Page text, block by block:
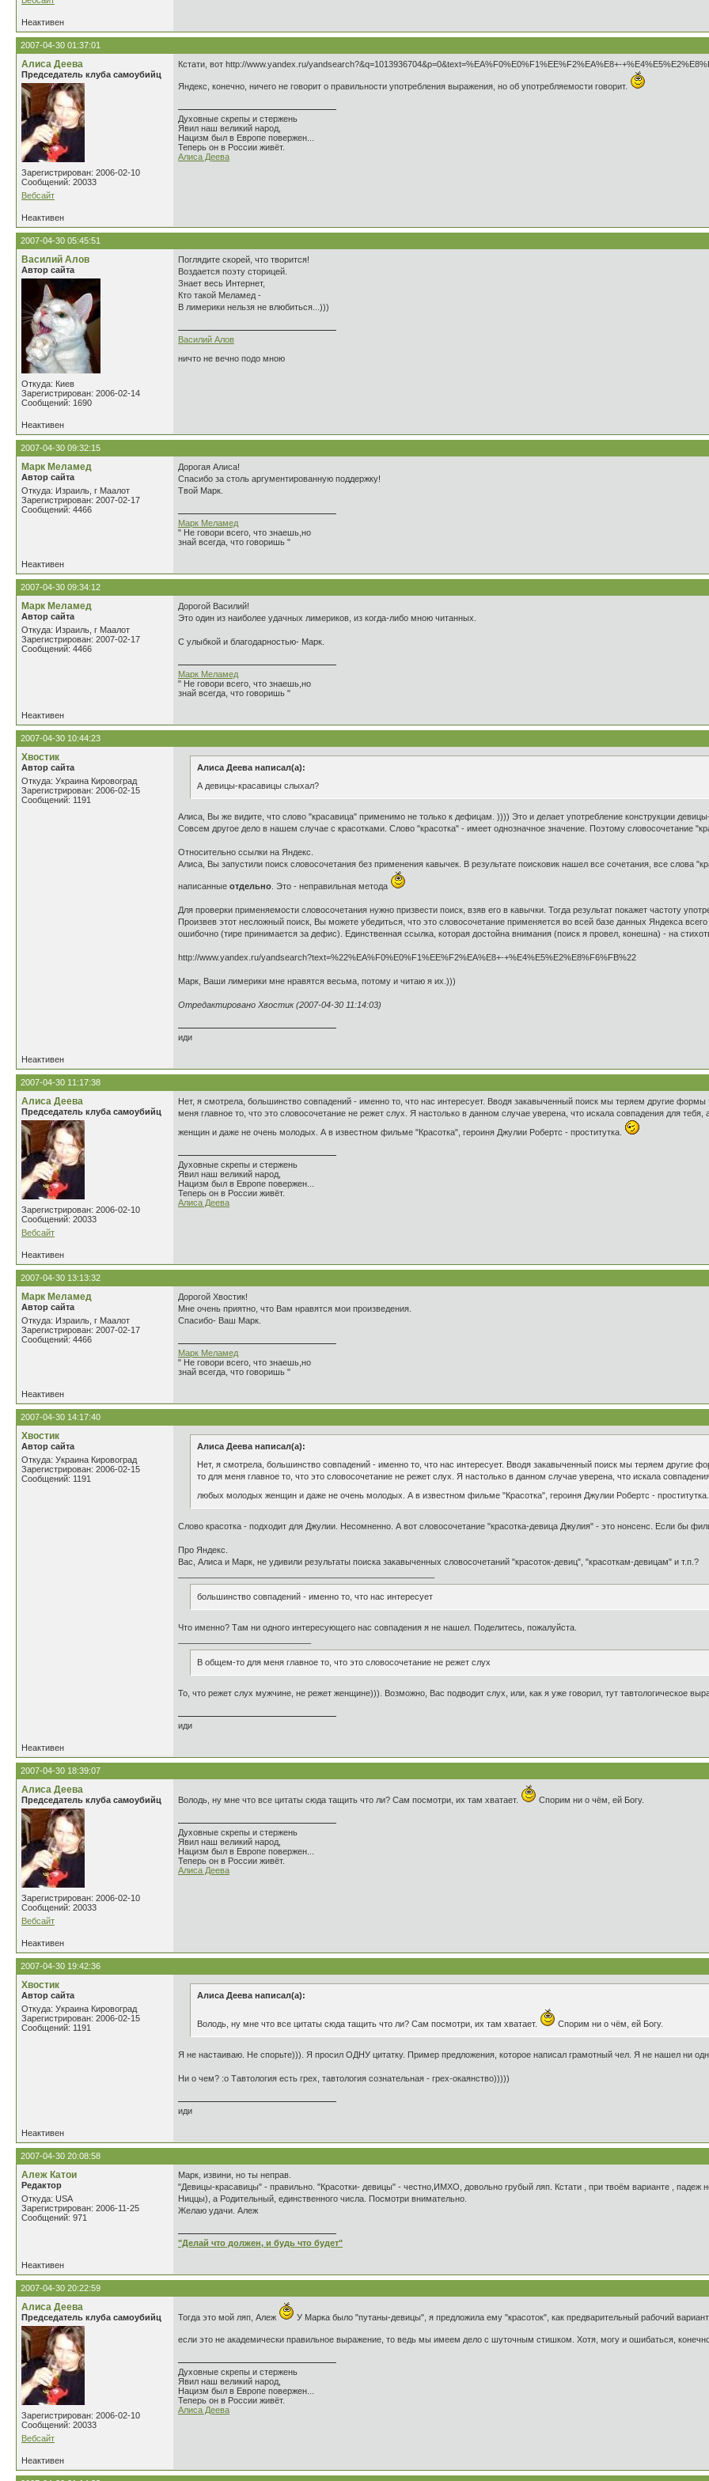
Неактивен
2007-04-30 01:37:01
Алиса Деева
Председатель клуба самоубийц
Зарегистрирован: 2006-02-10
Сообщений: 20033
Вебсайт
Кстати, вот http://www.yandex.ru/yandsearch?&q=1013936704&p=0&text=%EA%F0%E0%F1%EE%F2%EA%E8+-
Яндекс, конечно, ничего не говорит о правильности употребления выражения, но об употребляемости говорит.
Духовные скрепы и стержень
Явил наш великий народ,
Нацизм был в Европе повержен...
Теперь он в России живёт.
Алиса Деева
Неактивен
2007-04-30 05:45:51
Василий Алов
Автор сайта
Откуда: Киев
Зарегистрирован: 2006-02-14
Сообщений: 1690
Поглядите скорей, что творится!
Воздается поэту сторицей.
Знает весь Интернет,
Кто такой Меламед -
В лимерики нельзя не влюбиться...)))
Василий Алов
ничто не вечно подо мною
Неактивен
2007-04-30 09:32:15
Марк Меламед
Автор сайта
Откуда: Израиль, г Маалот
Зарегистрирован: 2007-02-17
Сообщений: 4466
Дорогая Алиса!
Спасибо за столь аргументированную поддержку!
Твой Марк.
Марк Меламед
" Не говори всего, что знаешь,но
знай всегда, что говоришь "
Неактивен
2007-04-30 09:34:12
Марк Меламед
Автор сайта
Откуда: Израиль, г Маалот
Зарегистрирован: 2007-02-17
Сообщений: 4466
Дорогой Василий!
Это один из наиболее удачных лимериков, из когда-либо мною читанных.
С улыбкой и благодарностью- Марк.
Марк Меламед
" Не говори всего, что знаешь,но
знай всегда, что говоришь "
Неактивен
2007-04-30 10:44:23
Хвостик
Автор сайта
Откуда: Украина Кировоград
Зарегистрирован: 2006-02-15
Сообщений: 1191
Алиса Деева написал(а):
А девицы-красавицы слыхал?
Алиса, Вы же видите, что слово "красавица" применимо не только к дефицам. )))) Это и делает употребление конструкции
Совсем другое дело в нашем случае с красотками. Слово "красотка" - имеет однозначное значение. Поэтому словосочетание
Относительно ссылки на Яндекс.
Алиса, Вы запустили поиск словосочетания без применения кавычек. В результате поисковик нашел все сочетания, все слова
написанные отдельно . Это - неправильная метода
Для проверки применяемости словосочетания нужно призвести поиск, взяв его в кавычки. Тогда результат покажет частоту
Произвев этот несложный поиск, Вы можете убедиться, что это словосочетание применяется во всей базе данных Яндекса всего
ошибочно (тире принимается за дефис). Единственная ссылка, которая достойна внимания (поиск я провел, конешна) - на
http://www.yandex.ru/yandsearch?text=%22%EA%F0%E0%F1%EE%F2%EA%E8+-+%E4%E5%E2%E8%F6%FB%22
Марк, Ваши лимерики мне нравятся весьма, потому и читаю я их.)))
Отредактировано Хвостик (2007-04-30 11:14:03)
иди
Неактивен
2007-04-30 11:17:38
Алиса Деева
Председатель клуба самоубийц
Зарегистрирован: 2006-02-10
Сообщений: 20033
Вебсайт
Нет, я смотрела, большинство совпадений - именно то, что нас интересует. Вводя закавыченный поиск мы теряем другие
меня главное то, что это словосочетание не режет слух. Я настолько в данном случае уверена, что искала совпадения для
женщин и даже не очень молодых. А в известном фильме "Красотка", героиня Джулии Робертс - проститутка.
Духовные скрепы и стержень
Явил наш великий народ,
Нацизм был в Европе повержен...
Теперь он в России живёт.
Алиса Деева
Неактивен
2007-04-30 13:13:32
Марк Меламед
Автор сайта
Откуда: Израиль, г Маалот
Зарегистрирован: 2007-02-17
Сообщений: 4466
Дорогой Хвостик!
Мне очень приятно, что Вам нравятся мои произведения.
Спасибо- Ваш Марк.
Марк Меламед
" Не говори всего, что знаешь,но
знай всегда, что говоришь "
Неактивен
2007-04-30 14:17:40
Хвостик
Автор сайта
Откуда: Украина Кировоград
Зарегистрирован: 2006-02-15
Сообщений: 1191
Алиса Деева написал(а):
Нет, я смотрела, большинство совпадений - именно то, что нас интересует. Вводя закавыченный поиск мы теряем другие
то для меня главное то, что это словосочетание не режет слух. Я настолько в данном случае уверена, что искала
любых молодых женщин и даже не очень молодых. А в известном фильме "Красотка", героиня Джулии Робертс - проститутка.
Слово красотка - подходит для Джулии. Несомненно. А вот словосочетание "красотка-девица Джулия" - это нонсенс. Если бы
Про Яндекс.
Вас, Алиса и Марк, не удивили результаты поиска закавыченных словосочетаний "красоток-девиц", "красоткам-девицам" и т.п.?
большинство совпадений - именно то, что нас интересует
Что именно? Там ни одного интересующего нас совпадения я не нашел. Поделитесь, пожалуйста.
В общем-то для меня главное то, что это словосочетание не режет слух
То, что режет слух мужчине, не режет женщине))). Возможно, Вас подводит слух, или, как я уже говорил, тут тавтологическое
иди
Неактивен
2007-04-30 18:39:07
Алиса Деева
Председатель клуба самоубийц
Зарегистрирован: 2006-02-10
Сообщений: 20033
Вебсайт
Володь, ну мне что все цитаты сюда тащить что ли? Сам посмотри, их там хватает. Спорим ни о чём, ей Богу.
Духовные скрепы и стержень
Явил наш великий народ,
Нацизм был в Европе повержен...
Теперь он в России живёт.
Алиса Деева
Неактивен
2007-04-30 19:42:36
Хвостик
Автор сайта
Откуда: Украина Кировоград
Зарегистрирован: 2006-02-15
Сообщений: 1191
Алиса Деева написал(а):
Володь, ну мне что все цитаты сюда тащить что ли? Сам посмотри, их там хватает. Спорим ни о чём, ей Богу.
Я не настаиваю. Не спорьте))). Я просил ОДНУ цитатку. Пример предложения, которое написал грамотный чел. Я не нашел ни
Ни о чем? :o Тавтология есть грех, тавтология сознательная - грех-окаянство)))))
иди
Неактивен
2007-04-30 20:08:58
Алеж Катои
Редактор
Откуда: USA
Зарегистрирован: 2006-11-25
Сообщений: 971
Марк, извини, но ты неправ.
"Девицы-красавицы" - правильно. "Красотки- девицы" - честно,ИМХО, довольно грубый ляп. Кстати , при твоём варианте ,
Ниццы), а Родительный, единственного числа. Посмотри внимательно.
Желаю удачи. Алеж
"Делай что должен, и будь что будет"
Неактивен
2007-04-30 20:22:59
Алиса Деева
Председатель клуба самоубийц
Зарегистрирован: 2006-02-10
Сообщений: 20033
Вебсайт
Тогда это мой ляп, Алеж У Марка было "путаны-девицы", я предложила ему "красоток", как предварительный рабочий
если это не академически правильное выражение, то ведь мы имеем дело с шуточным стишком. Хотя, могу и ошибаться,
Духовные скрепы и стержень
Явил наш великий народ,
Нацизм был в Европе повержен...
Теперь он в России живёт.
Алиса Деева
Неактивен